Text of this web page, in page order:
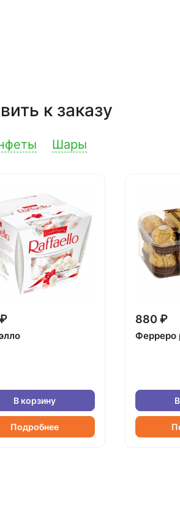
к заказу
Шары
В корзину
Подробнее
880 ₽
Ферреро